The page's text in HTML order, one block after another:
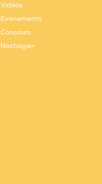
Vidéos
Evènements
Concours
Nostalgie+